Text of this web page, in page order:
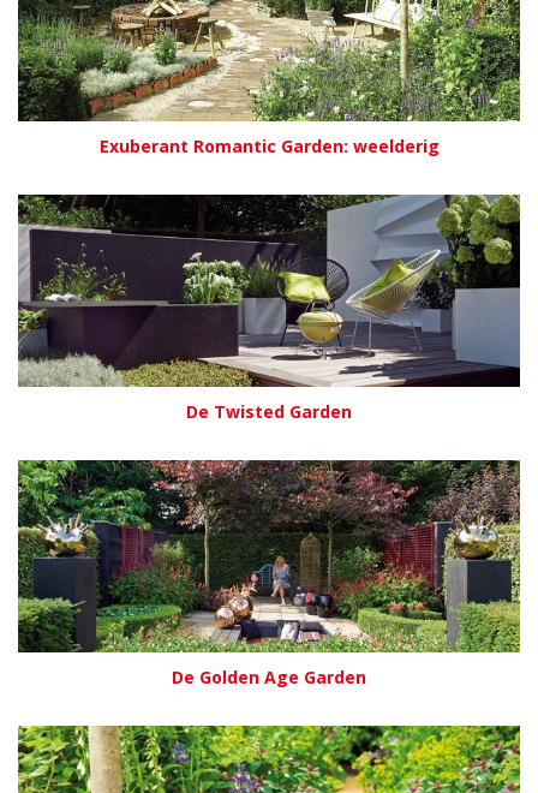
Exuberant Romantic Garden: weelderig
De Twisted Garden
De Golden Age Garden